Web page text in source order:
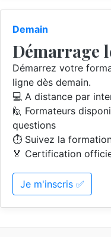
Demain
Démarrage
Démarrez votre
ligne dès demain.
💻 A distance par
🙋 Formateurs
questions
⏱️ Suivez la
🏅 Certification
Je m'inscris ✅